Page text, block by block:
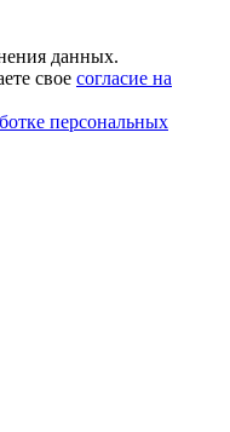
данных.
свое согласие на
персональных